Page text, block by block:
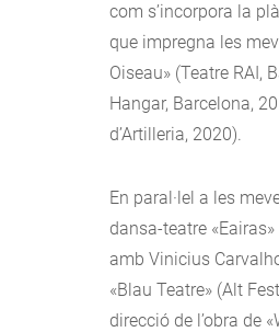
com s’incorpora la
que impregna les
Oiseau» (Teatre RAI,
Hangar, Barcelona,
d’Artilleria, 2020).
En paral·lel a les
dansa-teatre
amb Vinicius
«Blau Teatre» (Alt
direcció de l’obra de